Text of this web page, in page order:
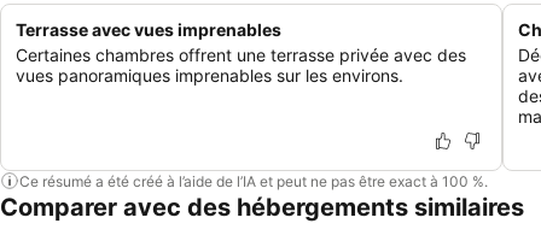
Terrasse avec vues imprenables
Certaines chambres offrent une terrasse privée avec des
vues panoramiques imprenables sur les environs.
Ce résumé a été créé à l’aide de l’IA et peut ne pas être exact à 100 %.
Comparer avec des hébergements similaires